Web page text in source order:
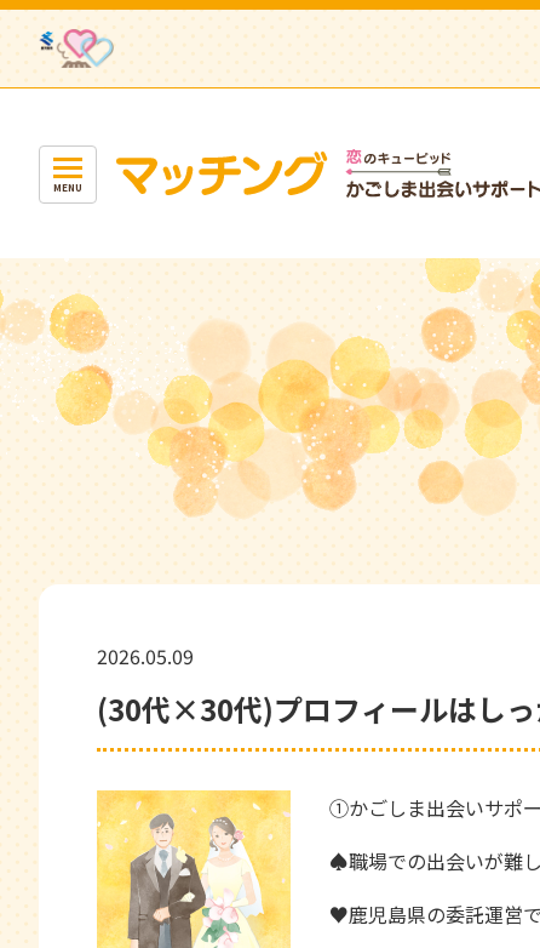
2026.05.09
(30代×30代)プロフィールはしっ
①かごしま出会いサポ
♠職場での出会いが難
♥鹿児島県の委託運営